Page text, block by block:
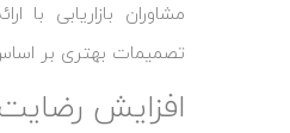
مشاوران بازاریابی
تصمیمات بهتری بر اساس
افزایش